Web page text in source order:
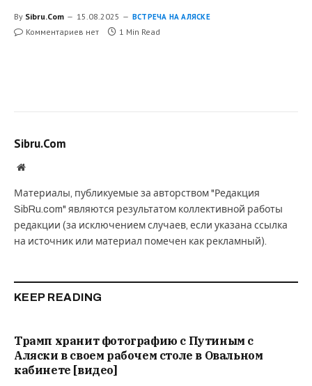
By Sibru.Com 15.08.2025 ВСТРЕЧА НА АЛЯСКЕ
Комментариев нет 1 Min Read
Sibru.Com
Website
Материалы, публикуемые за авторством "Редакция
SibRu.com" являются результатом коллективной работы
редакции (за исключением случаев, если указана ссылка
на источник или материал помечен как рекламный).
KEEP READING
Трамп хранит фотографию с Путиным с
Аляски в своем рабочем столе в Овальном
кабинете [видео]